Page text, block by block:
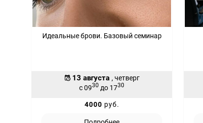
Идеальные брови. Базовый семинар
13 августа , четверг
с 0930 до 1730
4000 руб.